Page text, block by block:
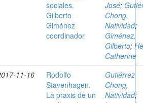
sociales.
Gilberto
Giménez
coordinador
José;
Chong,
Natividad;
Giménez,
Gilberto;
Catherine
11-16
Rodolfo
Stavenhagen.
La praxis de un
Gutiérrez
Chong,
Natividad;